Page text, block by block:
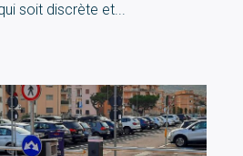
soit discrète et...